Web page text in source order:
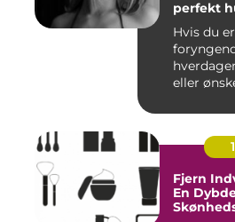
perfekt
Hvis du
eller
Fjern
En